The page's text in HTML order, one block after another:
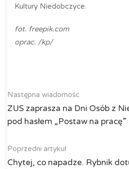
Kultury Niedobczyce.
fot. freepik.com
oprac. /kp/
Następna wiadomość
ZUS zaprasza na Dni Osób z
pod hasłem „Postaw na pracę”
Poprzedni artykuł
Chytej, co napadze. Rybnik